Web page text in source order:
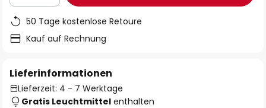
50 Tage kostenlose Retoure
Kauf auf Rechnung
Lieferinformationen
Lieferzeit: 4 - 7 Werktage
Gratis Leuchtmittel enthalten